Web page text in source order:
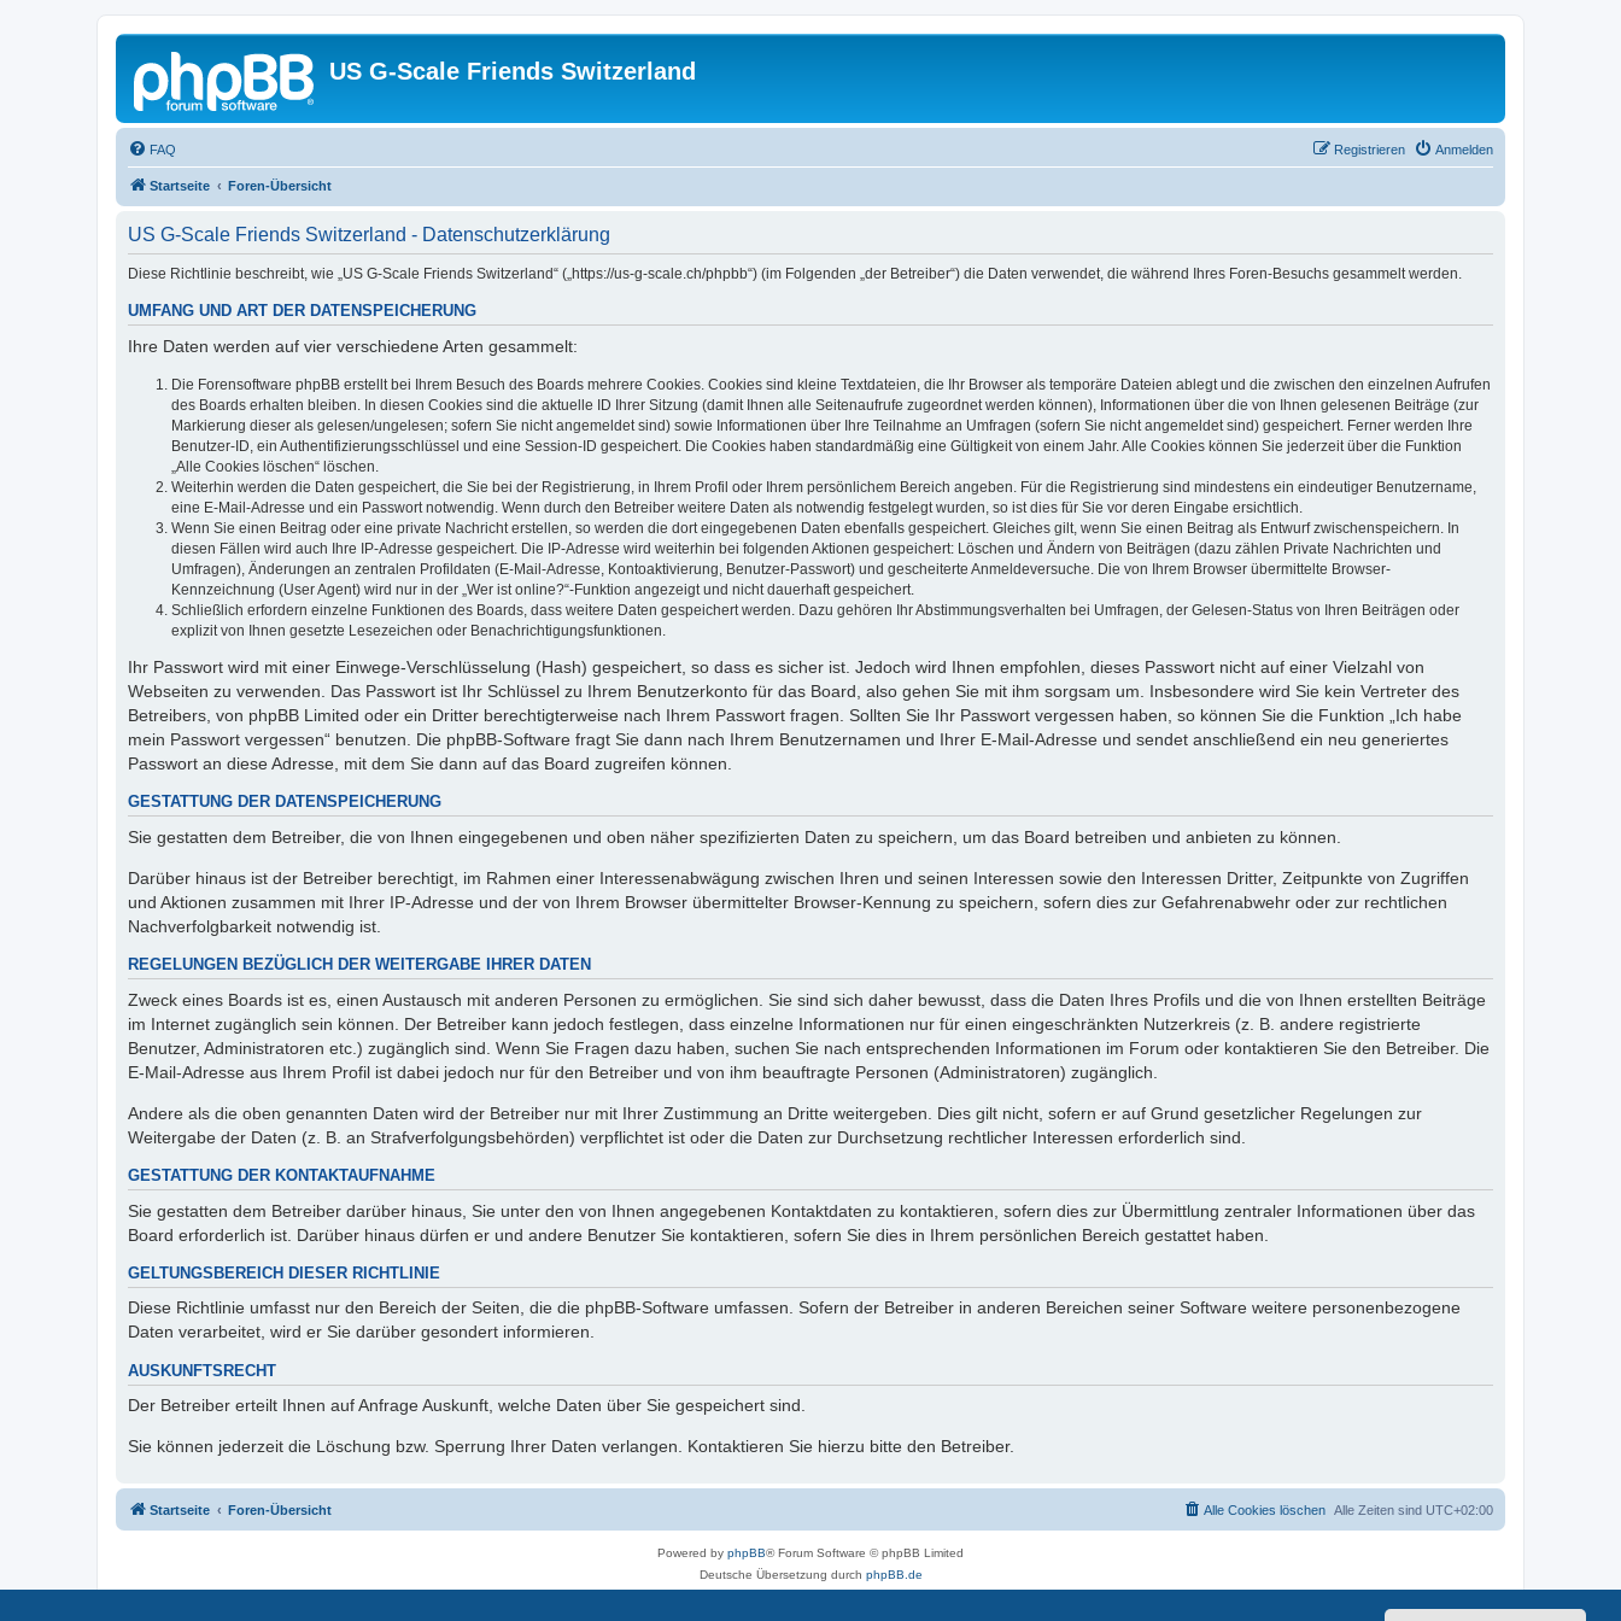
US G-Scale Friends Switzerland
FAQ Anmelden
Registrieren
Startseite Foren-Übersicht
US G-Scale Friends Switzerland - Datenschutzerklärung
Diese Richtlinie beschreibt, wie „US G-Scale Friends Switzerland“ („https://us-g-scale.ch/phpbb“) (im Folgenden „der Betreiber“) die Daten verwendet, die während Ihres Foren-Besuchs gesammelt werden.
UMFANG UND ART DER DATENSPEICHERUNG
Ihre Daten werden auf vier verschiedene Arten gesammelt:
Die Forensoftware phpBB erstellt bei Ihrem Besuch des Boards mehrere Cookies. Cookies sind kleine Textdateien, die Ihr Browser als temporäre Dateien ablegt und die zwischen den einzelnen Aufrufen
des Boards erhalten bleiben. In diesen Cookies sind die aktuelle ID Ihrer Sitzung (damit Ihnen alle Seitenaufrufe zugeordnet werden können), Informationen über die von Ihnen gelesenen Beiträge (zur
Markierung dieser als gelesen/ungelesen; sofern Sie nicht angemeldet sind) sowie Informationen über Ihre Teilnahme an Umfragen (sofern Sie nicht angemeldet sind) gespeichert. Ferner werden Ihre
Benutzer-ID, ein Authentifizierungsschlüssel und eine Session-ID gespeichert. Die Cookies haben standardmäßig eine Gültigkeit von einem Jahr. Alle Cookies können Sie jederzeit über die Funktion
„Alle Cookies löschen“ löschen.
Weiterhin werden die Daten gespeichert, die Sie bei der Registrierung, in Ihrem Profil oder Ihrem persönlichem Bereich angeben. Für die Registrierung sind mindestens ein eindeutiger Benutzername,
eine E-Mail-Adresse und ein Passwort notwendig. Wenn durch den Betreiber weitere Daten als notwendig festgelegt wurden, so ist dies für Sie vor deren Eingabe ersichtlich.
Wenn Sie einen Beitrag oder eine private Nachricht erstellen, so werden die dort eingegebenen Daten ebenfalls gespeichert. Gleiches gilt, wenn Sie einen Beitrag als Entwurf zwischenspeichern. In
diesen Fällen wird auch Ihre IP-Adresse gespeichert. Die IP-Adresse wird weiterhin bei folgenden Aktionen gespeichert: Löschen und Ändern von Beiträgen (dazu zählen Private Nachrichten und
Umfragen), Änderungen an zentralen Profildaten (E-Mail-Adresse, Kontoaktivierung, Benutzer-Passwort) und gescheiterte Anmeldeversuche. Die von Ihrem Browser übermittelte Browser-
Kennzeichnung (User Agent) wird nur in der „Wer ist online?“-Funktion angezeigt und nicht dauerhaft gespeichert.
Schließlich erfordern einzelne Funktionen des Boards, dass weitere Daten gespeichert werden. Dazu gehören Ihr Abstimmungsverhalten bei Umfragen, der Gelesen-Status von Ihren Beiträgen oder
explizit von Ihnen gesetzte Lesezeichen oder Benachrichtigungsfunktionen.
Ihr Passwort wird mit einer Einwege-Verschlüsselung (Hash) gespeichert, so dass es sicher ist. Jedoch wird Ihnen empfohlen, dieses Passwort nicht auf einer Vielzahl von
Webseiten zu verwenden. Das Passwort ist Ihr Schlüssel zu Ihrem Benutzerkonto für das Board, also gehen Sie mit ihm sorgsam um. Insbesondere wird Sie kein Vertreter des
Betreibers, von phpBB Limited oder ein Dritter berechtigterweise nach Ihrem Passwort fragen. Sollten Sie Ihr Passwort vergessen haben, so können Sie die Funktion „Ich habe
mein Passwort vergessen“ benutzen. Die phpBB-Software fragt Sie dann nach Ihrem Benutzernamen und Ihrer E-Mail-Adresse und sendet anschließend ein neu generiertes
Passwort an diese Adresse, mit dem Sie dann auf das Board zugreifen können.
GESTATTUNG DER DATENSPEICHERUNG
Sie gestatten dem Betreiber, die von Ihnen eingegebenen und oben näher spezifizierten Daten zu speichern, um das Board betreiben und anbieten zu können.
Darüber hinaus ist der Betreiber berechtigt, im Rahmen einer Interessenabwägung zwischen Ihren und seinen Interessen sowie den Interessen Dritter, Zeitpunkte von Zugriffen
und Aktionen zusammen mit Ihrer IP-Adresse und der von Ihrem Browser übermittelter Browser-Kennung zu speichern, sofern dies zur Gefahrenabwehr oder zur rechtlichen
Nachverfolgbarkeit notwendig ist.
REGELUNGEN BEZÜGLICH DER WEITERGABE IHRER DATEN
Zweck eines Boards ist es, einen Austausch mit anderen Personen zu ermöglichen. Sie sind sich daher bewusst, dass die Daten Ihres Profils und die von Ihnen erstellten Beiträge
im Internet zugänglich sein können. Der Betreiber kann jedoch festlegen, dass einzelne Informationen nur für einen eingeschränkten Nutzerkreis (z. B. andere registrierte
Benutzer, Administratoren etc.) zugänglich sind. Wenn Sie Fragen dazu haben, suchen Sie nach entsprechenden Informationen im Forum oder kontaktieren Sie den Betreiber. Die
E-Mail-Adresse aus Ihrem Profil ist dabei jedoch nur für den Betreiber und von ihm beauftragte Personen (Administratoren) zugänglich.
Andere als die oben genannten Daten wird der Betreiber nur mit Ihrer Zustimmung an Dritte weitergeben. Dies gilt nicht, sofern er auf Grund gesetzlicher Regelungen zur
Weitergabe der Daten (z. B. an Strafverfolgungsbehörden) verpflichtet ist oder die Daten zur Durchsetzung rechtlicher Interessen erforderlich sind.
GESTATTUNG DER KONTAKTAUFNAHME
Sie gestatten dem Betreiber darüber hinaus, Sie unter den von Ihnen angegebenen Kontaktdaten zu kontaktieren, sofern dies zur Übermittlung zentraler Informationen über das
Board erforderlich ist. Darüber hinaus dürfen er und andere Benutzer Sie kontaktieren, sofern Sie dies in Ihrem persönlichen Bereich gestattet haben.
GELTUNGSBEREICH DIESER RICHTLINIE
Diese Richtlinie umfasst nur den Bereich der Seiten, die die phpBB-Software umfassen. Sofern der Betreiber in anderen Bereichen seiner Software weitere personenbezogene
Daten verarbeitet, wird er Sie darüber gesondert informieren.
AUSKUNFTSRECHT
Der Betreiber erteilt Ihnen auf Anfrage Auskunft, welche Daten über Sie gespeichert sind.
Sie können jederzeit die Löschung bzw. Sperrung Ihrer Daten verlangen. Kontaktieren Sie hierzu bitte den Betreiber.
Startseite Foren-Übersicht Alle Zeiten sind UTC+02:00
Alle Cookies löschen
Powered by phpBB® Forum Software © phpBB Limited
Deutsche Übersetzung durch phpBB.de